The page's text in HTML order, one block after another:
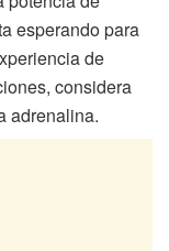
esperando para
de
considera
adrenalina.